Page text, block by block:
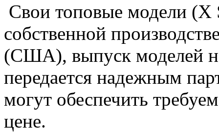
Свои топовые модели (X
собственной
(США), выпуск моделей
передается надежным
могут обеспечить
цене.